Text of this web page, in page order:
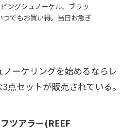
ングシュノーケル、ブラッ
でもお買い得。当日お急ぎ
ーケリングを始めるならレ
セットが販売されている。
ツアラー(REEF